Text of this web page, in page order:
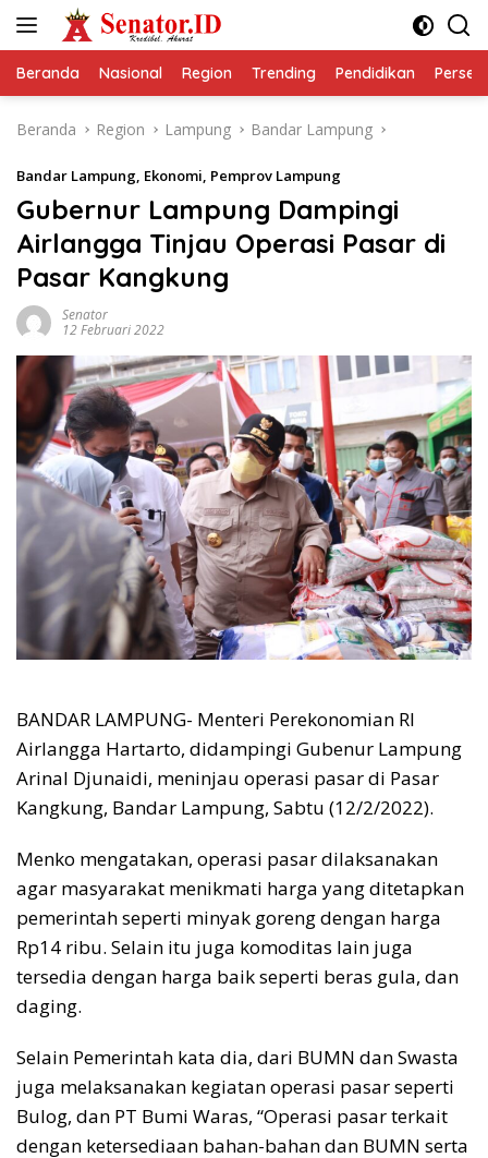
Beranda Nasional Region Trending Pendidikan
Beranda Region Lampung Bandar Lampung
Bandar Lampung, Ekonomi, Pemprov Lampung
Gubernur Lampung Dampingi
Airlangga Tinjau Operasi Pasar di
Pasar Kangkung
Senator
12 Februari 2022
BANDAR LAMPUNG- Menteri Perekonomian RI
Airlangga Hartarto, didampingi Gubenur Lampung
Arinal Djunaidi, meninjau operasi pasar di Pasar
Kangkung, Bandar Lampung, Sabtu (12/2/2022).
Menko mengatakan, operasi pasar dilaksanakan
agar masyarakat menikmati harga yang ditetapkan
pemerintah seperti minyak goreng dengan harga
Rp14 ribu. Selain itu juga komoditas lain juga
tersedia dengan harga baik seperti beras gula, dan
daging.
Selain Pemerintah kata dia, dari BUMN dan Swasta
juga melaksanakan kegiatan operasi pasar seperti
Bulog, dan PT Bumi Waras, “Operasi pasar terkait
dengan ketersediaan bahan-bahan dan BUMN serta